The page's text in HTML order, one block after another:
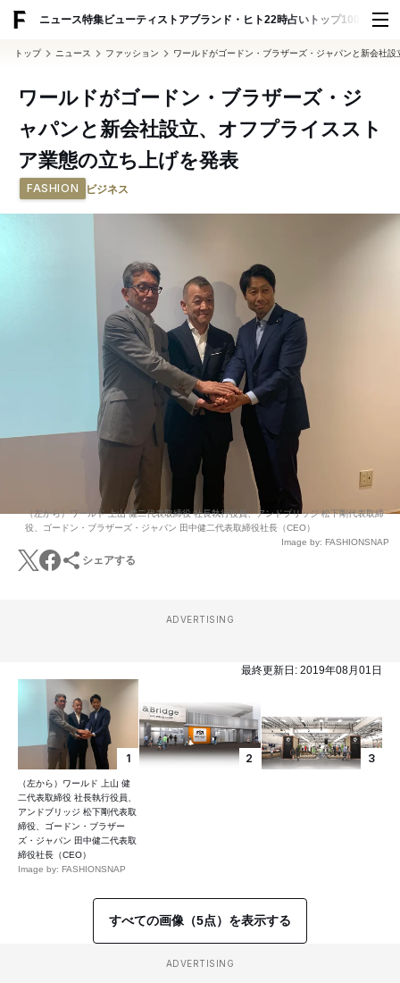
ニュース特集ビューティ ストアブランド・ヒト22時占い トップ100 スナッ
トップ ニュース ファッション ワールドがゴードン・ブラザーズ・ジャパンと新会社
ワールドがゴードン・ブラザーズ・ジ
ャパンと新会社設立、オフプライススト
ア業態の立ち上げを発表
FASHION ビジネス
（左から）ワールド 上山 健二代表取締役 社長執行役員、アンドブリッジ 松下剛代表取締
役、ゴードン・ブラザーズ・ジャパン 田中健二代表取締役社長（CEO）
Image by: FASHIONSNAP
シェアする
ADVERTISING
最終更新日: 2019年08月01日
1
（左から）ワールド 上山 健
二代表取締役 社長執行役員、
アンドブリッジ 松下剛代表取
締役、ゴードン・ブラザー
ズ・ジャパン 田中健二代表取
締役社長（CEO）
Image by: FASHIONSNAP
2 3
すべての画像（5点）を表示する
ADVERTISING